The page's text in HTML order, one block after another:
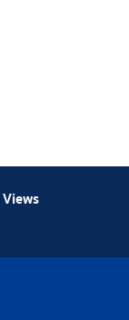
Views